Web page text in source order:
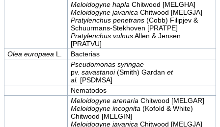
Meloidogyne hapla Chitwood [MELGHA]
Meloidogyne javanica Chitwood [MELGJA]
Pratylenchus penetrans(Cobb) Filipjev &
Schuurmans-Stekhoven [PRATPE]
Pratylenchus vulnusAllen & Jensen
[PRATVU]
Olea europaea L.
Bacterias
Pseudomonas syringae
pv. savastanoi(Smith) Gardan et
al. [PSDMSA]
Nematodos
Meloidogyne arenaria Chitwood [MELGAR]
Meloidogyne incognita (Kofold & White)
Chitwood [MELGIN]
Meloidogyne javanica Chitwood [MELGJA]